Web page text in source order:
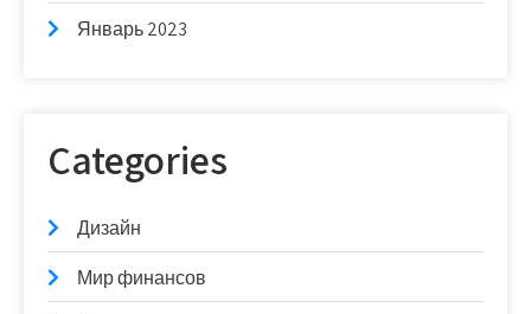
Январь 2023
Categories
Дизайн
Мир финансов